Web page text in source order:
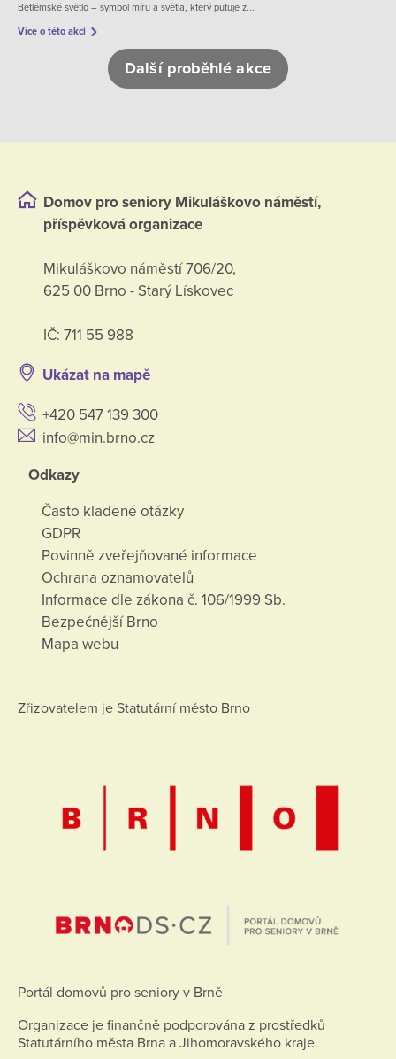
Betlémské světlo – symbol míru a světla, který putuje z...
Více o této akci
Další proběhlé akce
Domov pro seniory Mikuláškovo náměstí,
příspěvková organizace
Mikuláškovo náměstí 706/20,
625 00 Brno - Starý Lískovec
IČ: 711 55 988
Ukázat na mapě
+420 547 139 300
info@min.brno.cz
Odkazy
Často kladené otázky
GDPR
Povinně zveřejňované informace
Ochrana oznamovatelů
Informace dle zákona č. 106/1999 Sb.
Bezpečnější Brno
Mapa webu
Zřizovatelem je Statutární město Brno
Portál domovů pro seniory v Brně
Organizace je finančně podporována z prostředků
Statutárního města Brna a Jihomoravského kraje.